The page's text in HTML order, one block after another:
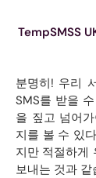
TempSMSS
분명히! 우리
SMS를 받을
을 짚고 넘어
지를 볼 수 있
지만 적절하게
보내는 것과